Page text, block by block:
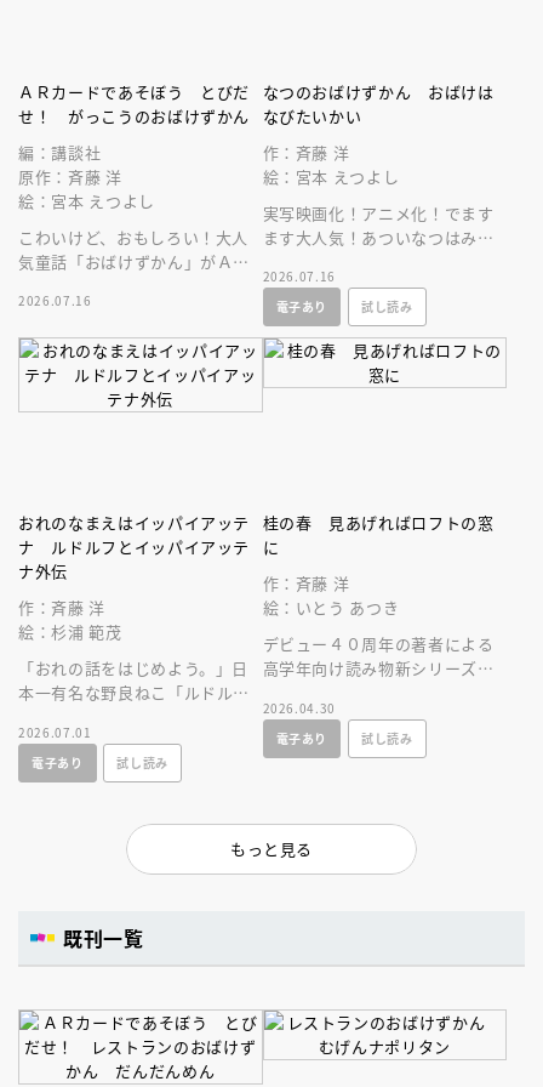
ＡＲカードであそぼう とびだ
せ！ がっこうのおばけずかん
編：講談社
原作：斉藤 洋
絵：宮本 えつよし
こわいけど、おもしろい！大人
気童話「おばけずかん」がＡＲ
2026.07.16
なつのおばけずかん おばけは
なびたいかい
作：斉藤 洋
絵：宮本 えつよし
実写映画化！アニメ化！でます
ます大人気！あついなつはみの
ぱい、でもこの本をよめばだい
じょうぶ！
2026.07.16
電子あり
試し読み
おれのなまえはイッパイアッテ
ナ ルドルフとイッパイアッテ
ナ外伝
作：斉藤 洋
絵：杉浦 範茂
「おれの話をはじめよう。」日
本一有名な野良ねこ「ルドルフ
年！待望六巻目はイッパイアッ
テナの物語。
2026.07.01
電子あり
試し読み
桂の春 見あげればロフトの窓
に
作：斉藤 洋
絵：いとう あつき
デビュー４０周年の著者による
高学年向け読み物新シリーズ。
し不穏なファンタジー。
2026.04.30
電子あり
試し読み
もっと見る
既刊一覧